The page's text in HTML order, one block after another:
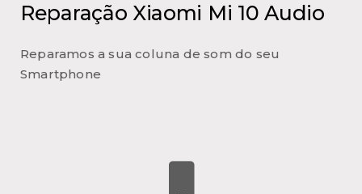
Reparação Xiaomi Mi 10 Audio
Reparamos a sua coluna de som do seu
Smartphone